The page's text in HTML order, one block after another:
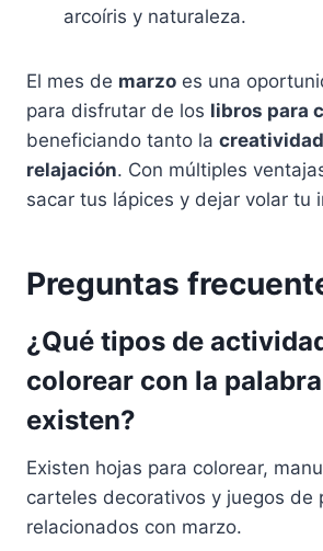
arcoíris y naturaleza.
El mes de marzo es una
para disfrutar de los libros para
beneficiando tanto la creatividad
relajación. Con múltiples
sacar tus lápices y dejar volar tu
Preguntas
¿Qué tipos de
colorear con la
existen?
Existen hojas para colorear,
carteles decorativos y juegos de
relacionados con marzo.